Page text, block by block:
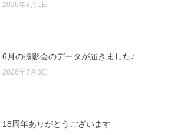
2026年8月1日
6月の撮影会のデータが届きました♪
2026年7月3日
18周年ありがとうございます